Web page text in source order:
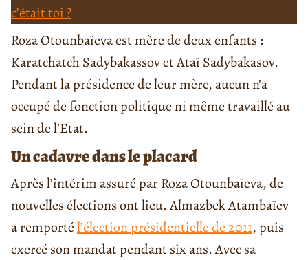
c’était toi ?
Roza Otounbaïeva est mère de deux enfants :
Karatchatch Sadybakassov et Ataï Sadybakasov.
Pendant la présidence de leur mère, aucun n’a
occupé de fonction politique ni même travaillé au
sein de l’Etat.
Un cadavre dans le placard
Après l’intérim assuré par Roza Otounbaïeva, de
nouvelles élections ont lieu. Almazbek Atambaïev
a remportél’élection présidentielle de 2011, puis
exercé son mandat pendant six ans. Avec sa